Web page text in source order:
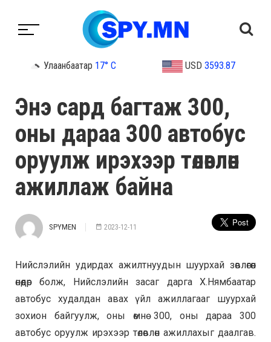
Улаанбаатар 17° C USD 3593.87
Энэ сард багтаж 300,
оны дараа 300 автобус
оруулж ирэхээр төлөвлөн
ажиллаж байна
SPYMEN 2023-12-11
Нийслэлийн удирдах ажилтнуудын шуурхай зөвлөгөөн
өнөөдөр болж, Нийслэлийн засаг дарга Х.Нямбаатар
автобус худалдан авах үйл ажиллагааг шуурхай
зохион байгуулж, оны өмнө 300, оны дараа 300
автобус оруулж ирэхээр төлөвлөн ажиллахыг даалгав.